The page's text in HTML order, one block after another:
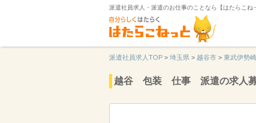
派遣社員求人・派遣のお仕事のことなら【はたらこね
派遣社員求人TOP > 埼玉県 > 越谷市 > 東武伊勢
越谷 包装 仕事 派遣の求人